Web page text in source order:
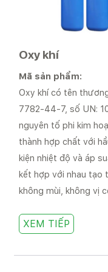
Oxy khí
Mã sản phẩm:
Oxy khí có tên
7782-44-7, số UN:
nguyên tố phi kim
thành hợp chất với
kiện nhiệt độ và áp
kết hợp với nhau tạo
không mùi, không vị
XEM TIẾP